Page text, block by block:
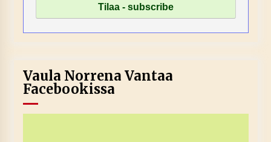
Vaula Norrena Vantaa
Facebookissa